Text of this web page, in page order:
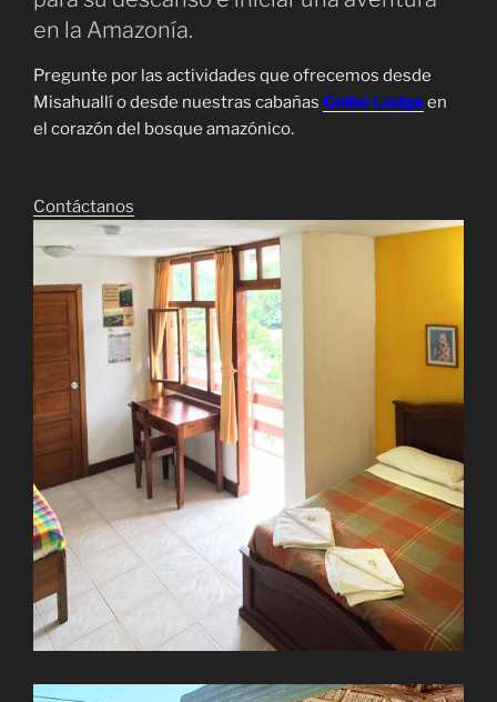
en la Amazonía.
Pregunte por las actividades que ofrecemos desde
Misahuallí o desde nuestras cabañas Ceibo Lodgeen
el corazón del bosque amazónico.
Contáctanos